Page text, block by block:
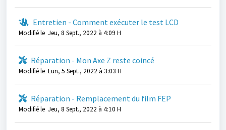
Entretien - Comment exécuter le test LCD
Modifié le Jeu, 8 Sept., 2022 à 4:09 H
Réparation - Mon Axe Z reste coincé
Modifié le Lun, 5 Sept., 2022 à 3:03 H
Réparation - Remplacement du film FEP
Modifié le Jeu, 8 Sept., 2022 à 4:10 H